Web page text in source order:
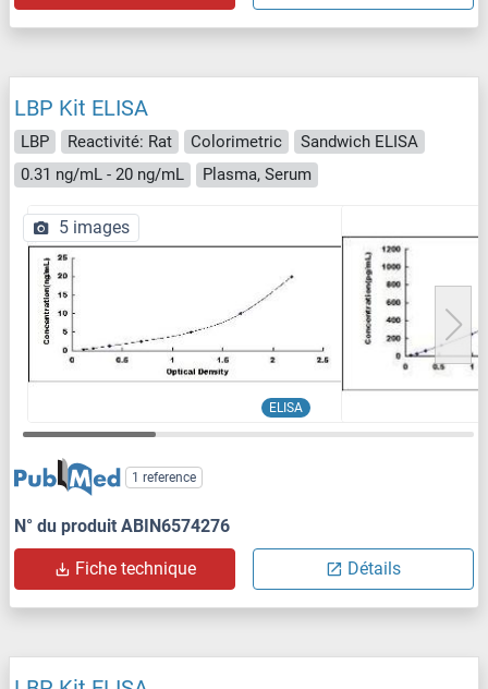
LBP Kit ELISA
LBP Reactivité: Rat Colorimetric
Sandwich ELISA
0.31 ng/mL - 20 ng/mL
Plasma, Serum
ELISA
5 images
1 reference
N° du produit ABIN6574276
Fiche technique Détails